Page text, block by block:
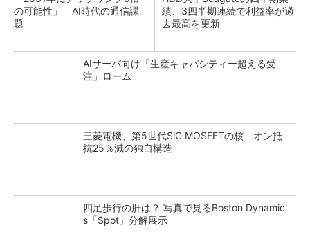
の可能性」 AI時代の通信課
題
績、3四半期連続で利益率が過
去最高を更新
AIサーバ向け「生産キャパシティー超える受
注」ローム
三菱電機、第5世代SiC MOSFETの核 オン抵
抗25％減の独自構造
四足歩行の肝は？ 写真で見るBoston Dynamic
s「Spot」分解展示